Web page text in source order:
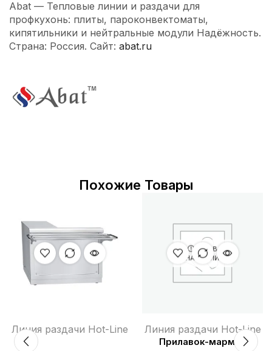
Abat — Тепловые линии и раздачи для
профкухонь: плиты, пароконвектоматы,
кипятильники и нейтральные модули Надёжность.
Страна: Россия. Сайт: abat.ru
Похожие Товары
Линия раздачи Hot-Line
НЕТ В
НАЛИЧИИ
Линия раздачи Hot-Line
Прилавок-мармит